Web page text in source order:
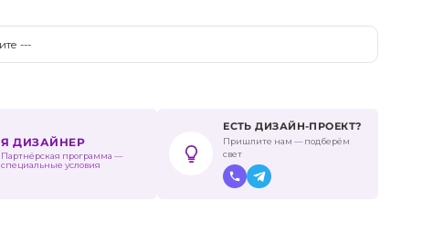
Я ДИЗАЙНЕР
Партнёрская программа —
специальные условия
ЕСТЬ ДИЗАЙН-ПРОЕКТ?
Пришлите нам — подберём
свет